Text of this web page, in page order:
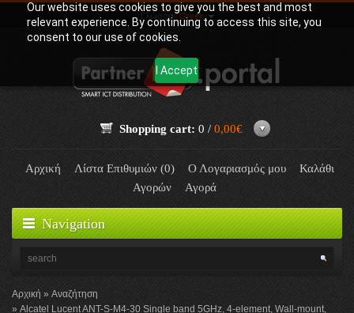
Our website uses cookies to give you the best and most
relevant experience. By continuing to access this site, you
consent to our use of cookies.
I Accept
Γλώσσα:Greek
Shopping cart: 0 / 0,00€
Αρχική Λίστα Επιθυμιών (0) Ο Λογαριασμός μου
Καλάθι
Αγορών
Αγορά
Navigation
Αρχική
Αναζήτηση
Alcatel Lucent ANT-S-M4-30 Single band 5GHz, 4-element, Wall-mount,